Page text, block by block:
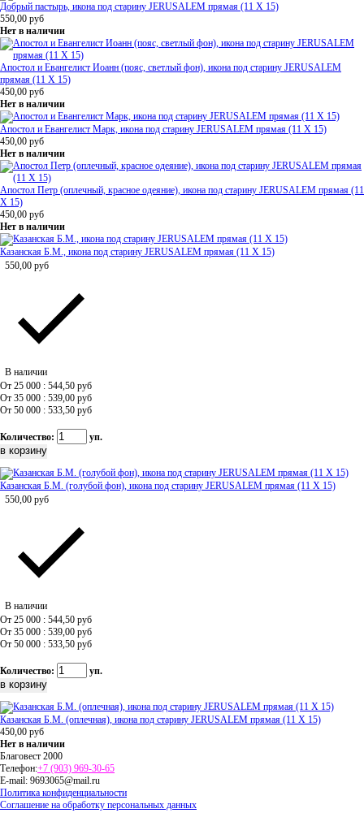
Добрый пастырь, икона под старину JERUSALEM прямая (11 Х 15)
550,00 руб
Нет в наличии
Апостол и Евангелист Иоанн (пояс, светлый фон), икона под старину JERUSALEM
прямая (11 Х 15)
450,00 руб
Нет в наличии
Апостол и Евангелист Марк, икона под старину JERUSALEM прямая (11 Х 15)
450,00 руб
Нет в наличии
Апостол Петр (оплечный, красное одеяние), икона под старину JERUSALEM прямая (11
Х 15)
450,00 руб
Нет в наличии
Казанская Б.М., икона под старину JERUSALEM прямая (11 Х 15)
550,00 руб
В наличии
От 25 000 : 544,50 руб
От 35 000 : 539,00 руб
От 50 000 : 533,50 руб
Количество: уп.
Казанская Б.М. (голубой фон), икона под старину JERUSALEM прямая (11 Х 15)
550,00 руб
В наличии
От 25 000 : 544,50 руб
От 35 000 : 539,00 руб
От 50 000 : 533,50 руб
Количество: уп.
Казанская Б.М. (оплечная), икона под старину JERUSALEM прямая (11 Х 15)
450,00 руб
Нет в наличии
Благовест 2000
Телефон:+7 (903) 969-30-65
E-mail: 9693065@mail.ru
Политика конфиденциальности
Соглашение на обработку персональных данных